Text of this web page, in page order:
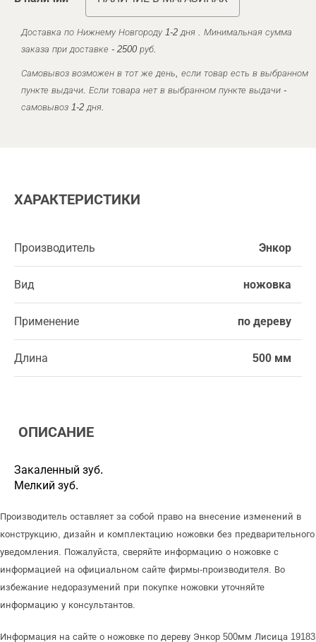
Доставка по Нижнему Новгороду 1-2 дня . Минимальная сумма
заказа при доставке - 2500 руб.
Самовывоз возможен в тот же день, если товар есть в выбранном
пункте выдачи. Если товара нет в выбранном пункте выдачи -
самовывоз 1-2 дня.
ХАРАКТЕРИСТИКИ
Производитель Энкор
Вид ножовка
Применение по дереву
Длина 500 мм
ОПИСАНИЕ
Закаленный зуб.
Мелкий зуб.
Производитель оставляет за собой право на внесение изменений в
конструкцию, дизайн и комплектацию ножовки без предварительного
уведомления. Пожалуйста, сверяйте информацию о ножовке с
информацией на официальном сайте фирмы-производителя. Во
избежание недоразумений при покупке ножовки уточняйте
информацию у консультантов.
Информация на сайте о ножовке по дереву Энкор 500мм Лисица 19183